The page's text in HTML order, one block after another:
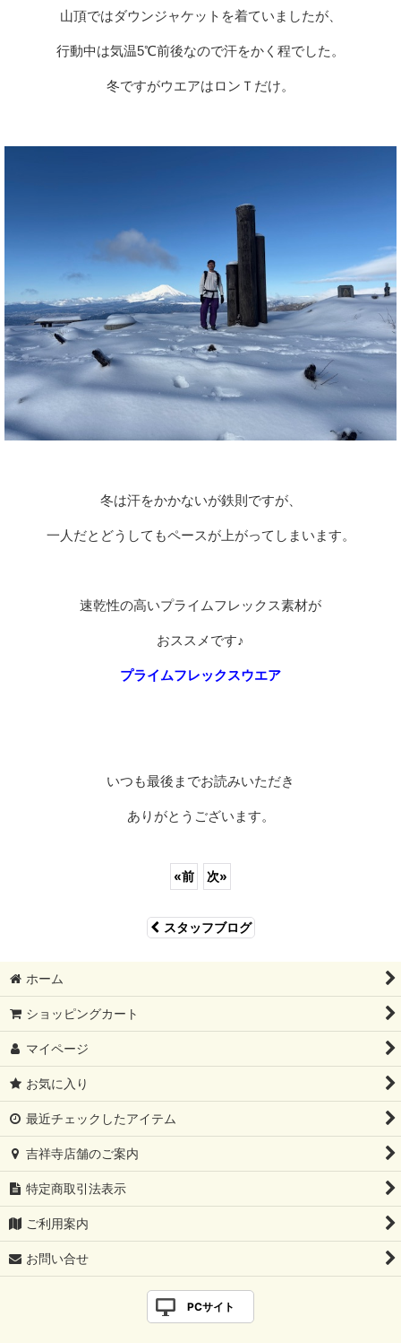
山頂ではダウンジャケットを着ていましたが、
行動中は気温5℃前後なので汗をかく程でした。
冬ですがウエアはロンＴだけ。
冬は汗をかかないが鉄則ですが、
一人だとどうしてもペースが上がってしまいます。
速乾性の高いプライムフレックス素材が
おススメです♪
プライムフレックスウエア
いつも最後までお読みいただき
ありがとうございます。
«前 次»
スタッフブログ
ホーム
ショッピングカート
マイページ
お気に入り
最近チェックしたアイテム
吉祥寺店舗のご案内
特定商取引法表示
ご利用案内
お問い合せ
PCサイト